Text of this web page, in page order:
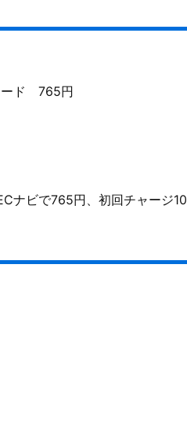
ード 765円
ビで765円、初回チャージ